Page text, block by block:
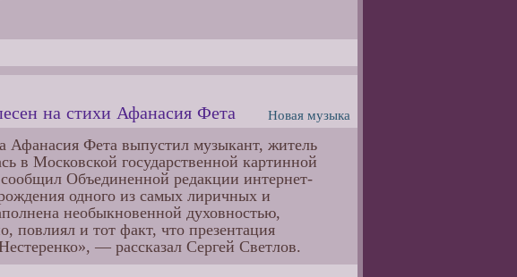
на стихи Афанасия Фета Новая музыка
Афанасия Фета выпустил музыкант, житель
в Московской государственной картинной
Объединенной редакции интернет-
одного из самых лиричных и
необыкновенной духовностью,
и тот факт, что презентация
— рассказал Сергей Светлов.